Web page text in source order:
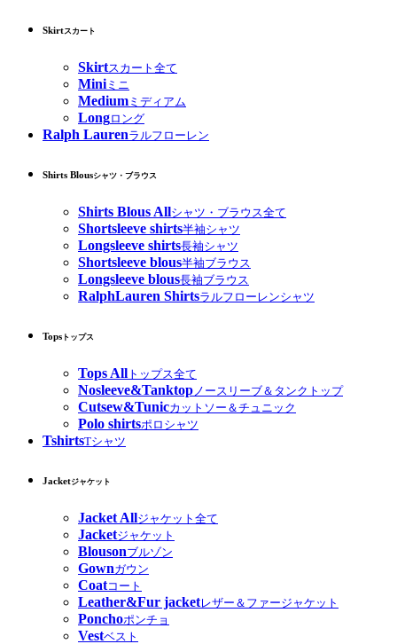
Skirtスカート
Skirtスカート全て
Miniミニ
Medium ミディアム
Longロング
Ralph Laurenラルフローレン
Shirts Blousシャツ・ブラウス
Shirts Blous Allシャツ・ブラウス全て
Shortsleeve shirts半袖シャツ
Longsleeve shirts長袖シャツ
Shortsleeve blous半袖ブラウス
Longsleeve blous長袖ブラウス
RalphLauren Shirtsラルフローレンシャツ
Tops トップス
Tops All トップス全て
Nosleeve&Tanktop ノースリーブ＆タンクトップ
Cutsew&Tunicカットソー＆チュニック
Polo shirtsポロシャツ
TshirtsTシャツ
Jacketジャケット
Jacket Allジャケット全て
Jacketジャケット
Blousonブルゾン
Gownガウン
Coatコート
Leather&Fur jacketレザー＆ファージャケット
Ponchoポンチョ
Vestベスト